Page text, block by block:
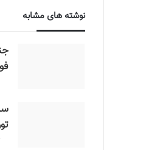
نوشته های مشابه